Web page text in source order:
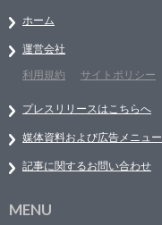
ホーム
運営会社
利用規約
サイトポリシー
プレスリリースはこちらへ
媒体資料および広告メニュー
記事に関するお問い合わせ
MENU